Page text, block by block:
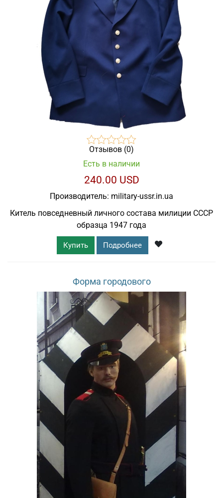
Отзывов (0)
Есть в наличии
240.00 USD
Производитель: military-ussr.in.ua
Китель повседневный личного состава милиции СССР
образца 1947 года
Купить Подробнее
Форма городового